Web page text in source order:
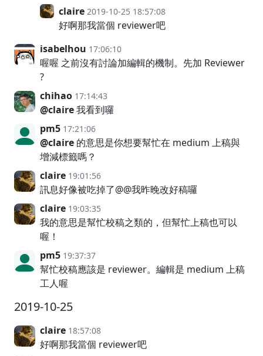
claire 2019-10-25 18:57:08
好啊那我當個 reviewer吧
isabelhou 17:06:10
喔喔 之前沒有討論加編輯的機制。先加 Reviewer
?
chihao 17:14:43
@claire我看到囉
pm5 17:21:06
@claire 的意思是你想要幫忙在 medium 上稿與
增減標籤嗎？
claire 19:01:56
訊息好像被吃掉了@@我昨晚改好稿囉
claire 19:03:35
我的意思是幫忙校稿之類的，但幫忙上稿也可以
喔！
pm5 19:37:37
幫忙校稿應該是 reviewer。編輯是 medium 上稿
工人喔
2019-10-25
claire 18:57:08
好啊那我當個 reviewer吧